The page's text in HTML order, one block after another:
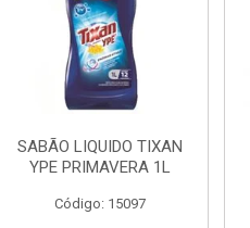
SABÃO LIQUIDO TIXAN
YPE PRIMAVERA 1L
Código: 15097